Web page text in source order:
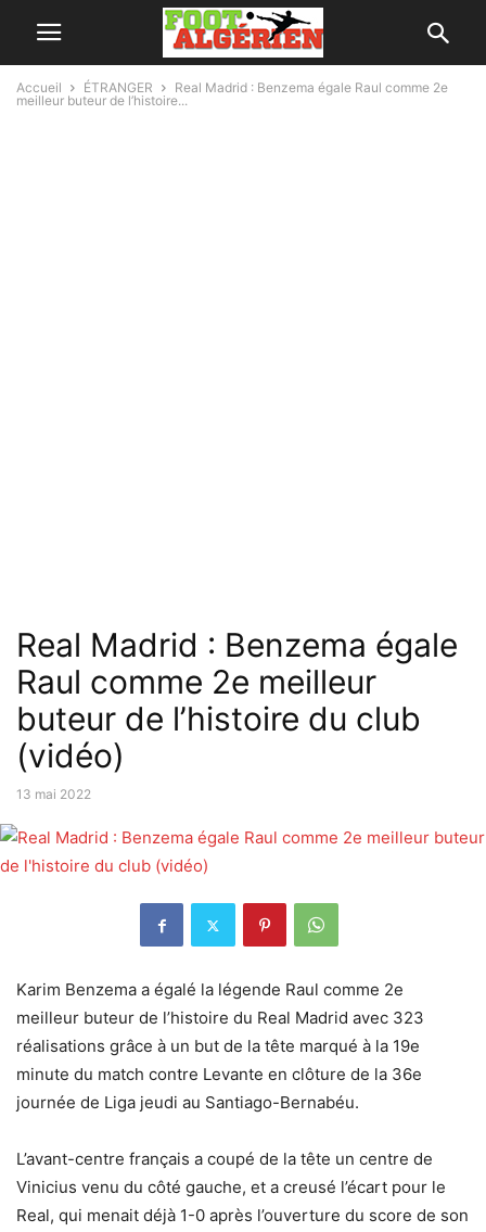
Accueil ÉTRANGER
Real Madrid : Benzema égale Raul comme 2e
meilleur buteur de l’histoire...
Real Madrid : Benzema égale
Raul comme 2e meilleur
buteur de l’histoire du club
(vidéo)
13 mai 2022
Karim Benzema a égalé la légende Raul comme 2e
meilleur buteur de l’histoire du Real Madrid avec 323
réalisations grâce à un but de la tête marqué à la 19e
minute du match contre Levante en clôture de la 36e
journée de Liga jeudi au Santiago-Bernabéu.
L’avant-centre français a coupé de la tête un centre de
Vinicius venu du côté gauche, et a creusé l’écart pour le
Real, qui menait déjà 1-0 après l’ouverture du score de son